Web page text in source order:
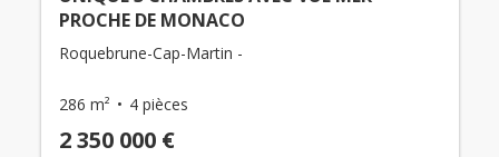
PROCHE DE MONACO
Roquebrune-Cap-Martin -
286 m² 4 pièces
2 350 000 €